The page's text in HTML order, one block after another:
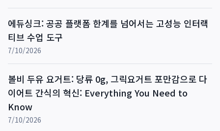
에듀싱크: 공공 플랫폼 한계를 넘어서는 고성능 인터랙
티브 수업 도구
7/10/2026
볼비 두유 요거트: 당류 0g, 그릭요거트 포만감으로 다
이어트 간식의 혁신: Everything You Need to
Know
7/10/2026